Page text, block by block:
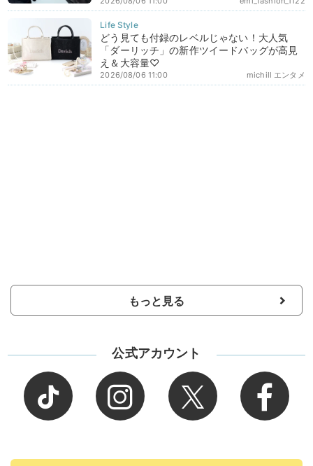
どう見ても付録のレベルじゃない！大人気
「ダーリッチ」の新作ツイードバッグが高見
え＆大容量♡
michill エンタメ
2026/08/06 11:00
もっと見る
公式アカウント